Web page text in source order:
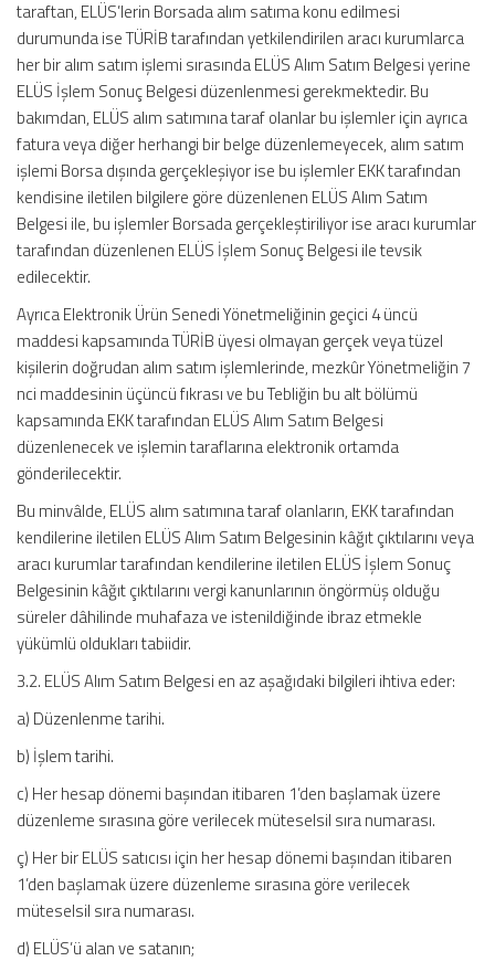
taraftan, ELÜS’lerin Borsada alım satıma konu edilmesi
durumunda ise TÜRİB tarafından yetkilendirilen aracı kurumlarca
her bir alım satım işlemi sırasında ELÜS Alım Satım Belgesi yerine
ELÜS İşlem Sonuç Belgesi düzenlenmesi gerekmektedir. Bu
bakımdan, ELÜS alım satımına taraf olanlar bu işlemler için ayrıca
fatura veya diğer herhangi bir belge düzenlemeyecek, alım satım
işlemi Borsa dışında gerçekleşiyor ise bu işlemler EKK tarafından
kendisine iletilen bilgilere göre düzenlenen ELÜS Alım Satım
Belgesi ile, bu işlemler Borsada gerçekleştiriliyor ise aracı kurumlar
tarafından düzenlenen ELÜS İşlem Sonuç Belgesi ile tevsik
edilecektir.
Ayrıca Elektronik Ürün Senedi Yönetmeliğinin geçici 4 üncü
maddesi kapsamında TÜRİB üyesi olmayan gerçek veya tüzel
kişilerin doğrudan alım satım işlemlerinde, mezkûr Yönetmeliğin 7
nci maddesinin üçüncü fıkrası ve bu Tebliğin bu alt bölümü
kapsamında EKK tarafından ELÜS Alım Satım Belgesi
düzenlenecek ve işlemin taraflarına elektronik ortamda
gönderilecektir.
Bu minvâlde, ELÜS alım satımına taraf olanların, EKK tarafından
kendilerine iletilen ELÜS Alım Satım Belgesinin kâğıt çıktılarını veya
aracı kurumlar tarafından kendilerine iletilen ELÜS İşlem Sonuç
Belgesinin kâğıt çıktılarını vergi kanunlarının öngörmüş olduğu
süreler dâhilinde muhafaza ve istenildiğinde ibraz etmekle
yükümlü oldukları tabiidir.
3.2. ELÜS Alım Satım Belgesi en az aşağıdaki bilgileri ihtiva eder:
a) Düzenlenme tarihi.
b) İşlem tarihi.
c) Her hesap dönemi başından itibaren 1’den başlamak üzere
düzenleme sırasına göre verilecek müteselsil sıra numarası.
ç) Her bir ELÜS satıcısı için her hesap dönemi başından itibaren
1’den başlamak üzere düzenleme sırasına göre verilecek
müteselsil sıra numarası.
d) ELÜS’ü alan ve satanın;